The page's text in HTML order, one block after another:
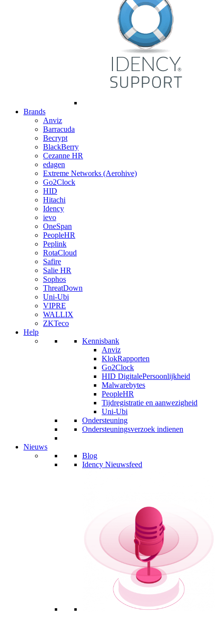
Brands
Anviz
Barracuda
Becrypt
BlackBerry
Cezanne HR
edagen
Extreme Networks (Aerohive)
Go2Clock
HID
Hitachi
Idency
ievo
OneSpan
PeopleHR
Peplink
RotaCloud
Safire
Salie HR
Sophos
ThreatDown
Uni-Ubi
VIPRE
WALLIX
ZKTeco
Help
Kennisbank
Anviz
KlokRapporten
Go2Clock
HID DigitalePersoonlijkheid
Malwarebytes
PeopleHR
Tijdregistratie en aanwezigheid
Uni-Ubi
Ondersteuning
Ondersteuningsverzoek indienen
Nieuws
Blog
Idency Nieuwsfeed